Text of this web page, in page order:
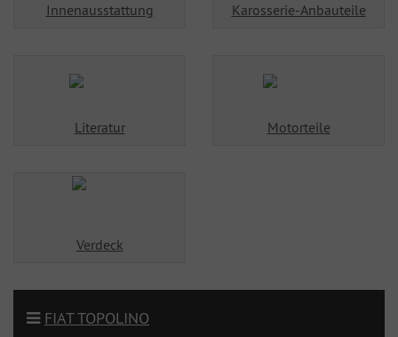
Innenausstattung Karosserie-Anbauteile
Literatur Motorteile
Verdeck
FIAT TOPOLINO